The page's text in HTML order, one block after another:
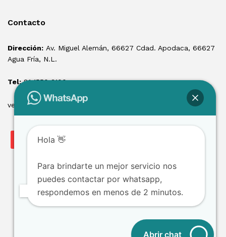
Contacto
Dirección: Av. Miguel Alemán, 66627 Cdad. Apodaca, 66627
Agua Fría, N.L.
Tel:81 1550 3100
ventas@losmontacargas.mx
Copyright © 2025 Los Montacargas RTE
Hola 👋
Para brindarte un mejor servicio nos
puedes contactar por whatsapp,
respondemos en menos de 2 minutos.
Abrir chat